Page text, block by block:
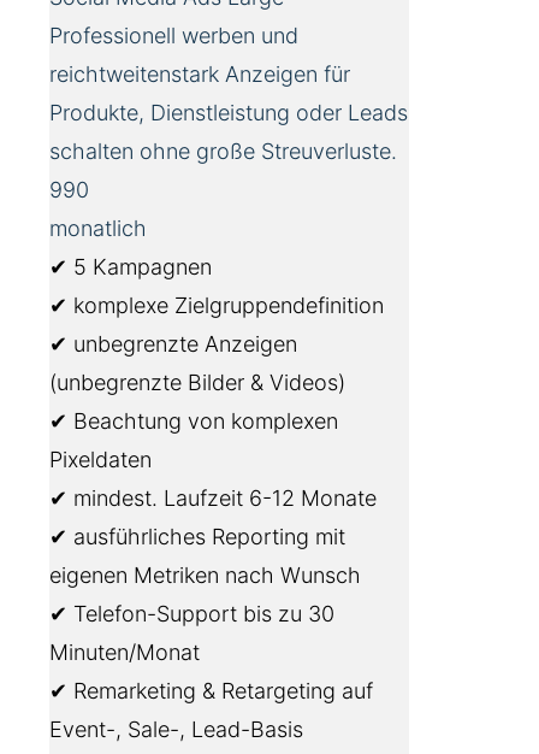
Professionell werben und
reichtweitenstark Anzeigen für
Produkte, Dienstleistung oder Leads
schalten ohne große Streuverluste.
990
monatlich
✔ 5 Kampagnen
✔ komplexe Zielgruppendefinition
✔ unbegrenzte Anzeigen
(unbegrenzte Bilder & Videos)
✔ Beachtung von komplexen
Pixeldaten
✔ mindest. Laufzeit 6-12 Monate
✔ ausführliches Reporting mit
eigenen Metriken nach Wunsch
✔ Telefon-Support bis zu 30
Minuten/Monat
✔ Remarketing & Retargeting auf
Event-, Sale-, Lead-Basis